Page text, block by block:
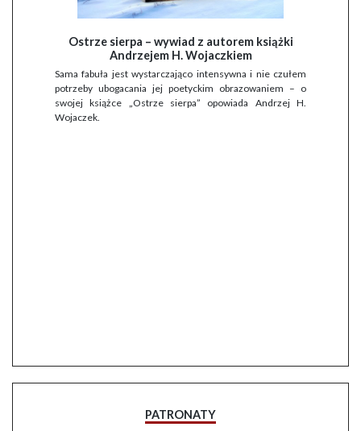
Ostrze sierpa – wywiad z autorem książki
Andrzejem H. Wojaczkiem
Sama fabuła jest wystarczająco intensywna i nie czułem
potrzeby ubogacania jej poetyckim obrazowaniem – o
swojej książce „Ostrze sierpa” opowiada Andrzej H.
Wojaczek.
PATRONATY